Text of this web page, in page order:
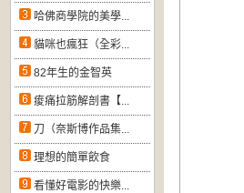
哈佛商學院的美學...
貓咪也瘋狂（全彩...
82年生的金智英
痠痛拉筋解剖書【...
刀（奈斯博作品集...
理想的簡單飲食
看懂好電影的快樂...